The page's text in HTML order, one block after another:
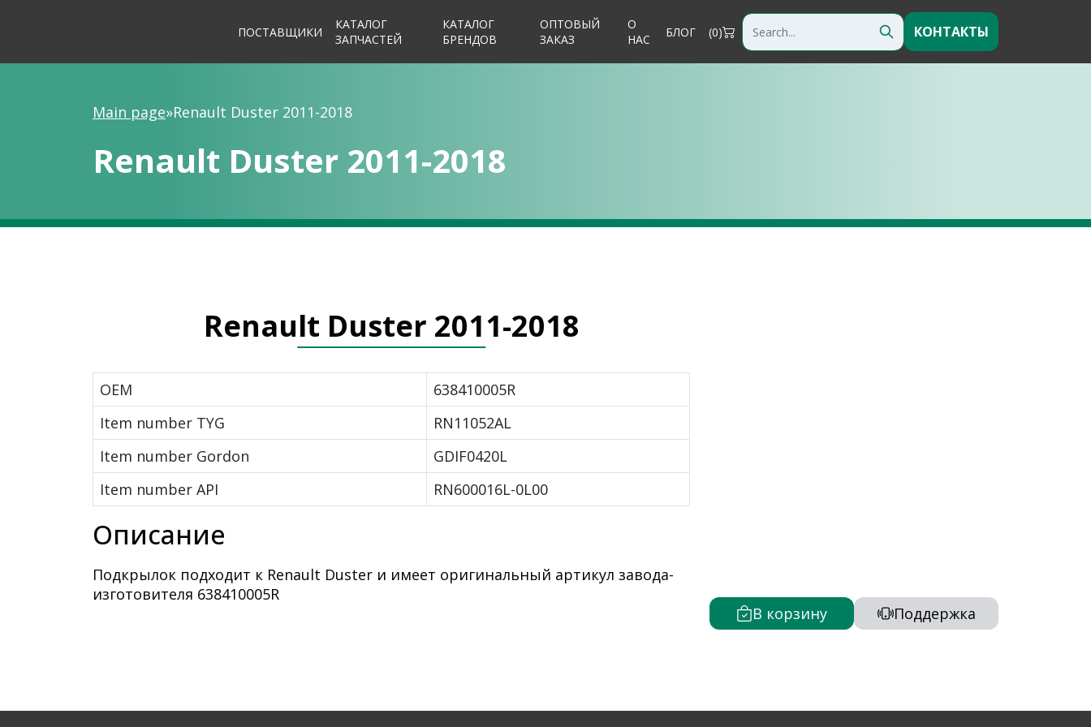
ПОСТАВЩИКИ
КАТАЛОГ
ЗАПЧАСТЕЙ
КАТАЛОГ
БРЕНДОВ
ОПТОВЫЙ
ЗАКАЗ
О
НАС
БЛОГ (0) КОНТАКТЫ
Main page»Renault Duster 2011-2018
Renault Duster 2011-2018
В корзину Поддержка
Renault Duster 2011-2018
OEM
638410005R
Item number TYG
RN11052AL
Item number Gordon
GDIF0420L
Item number API
RN600016L-0L00
Описание
Подкрылок подходит к Renault Duster и имеет оригинальный артикул завода-
изготовителя 638410005R